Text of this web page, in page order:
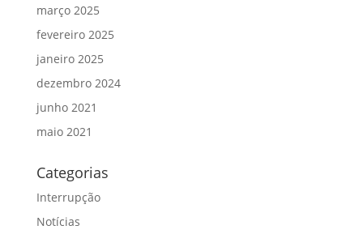
março 2025
fevereiro 2025
janeiro 2025
dezembro 2024
junho 2021
maio 2021
Categorias
Interrupção
Notícias